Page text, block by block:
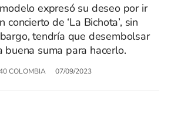
expresó su deseo por ir
concierto de ‘La Bichota’, sin
tendría que desembolsar
buena suma para hacerlo.
COLOMBIA 07/09/2023